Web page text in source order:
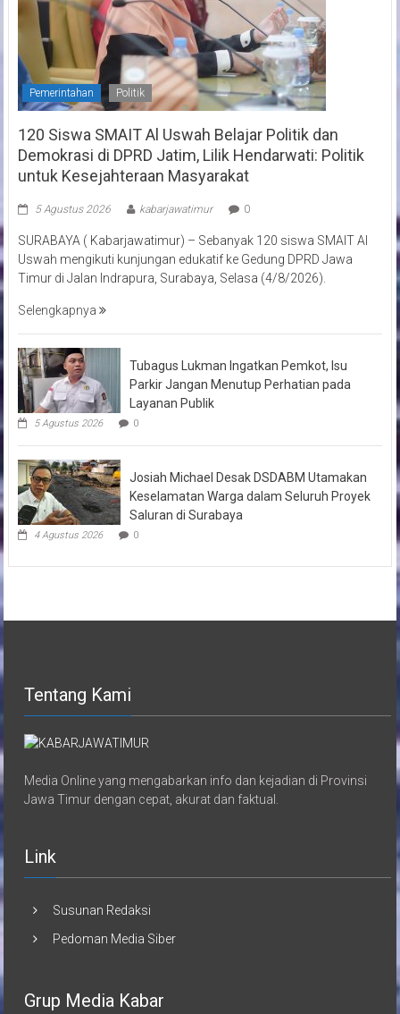
Pemerintahan Politik
120 Siswa SMAIT Al Uswah Belajar Politik dan
Demokrasi di DPRD Jatim, Lilik Hendarwati: Politik
untuk Kesejahteraan Masyarakat
5 Agustus 2026 kabarjawatimur 0
SURABAYA ( Kabarjawatimur) – Sebanyak 120 siswa SMAIT Al
Uswah mengikuti kunjungan edukatif ke Gedung DPRD Jawa
Timur di Jalan Indrapura, Surabaya, Selasa (4/8/2026).
Selengkapnya
Tubagus Lukman Ingatkan Pemkot, Isu
Parkir Jangan Menutup Perhatian pada
Layanan Publik
5 Agustus 2026 0
Josiah Michael Desak DSDABM Utamakan
Keselamatan Warga dalam Seluruh Proyek
Saluran di Surabaya
4 Agustus 2026 0
Tentang Kami
Media Online yang mengabarkan info dan kejadian di Provinsi
Jawa Timur dengan cepat, akurat dan faktual.
Link
Susunan Redaksi
Pedoman Media Siber
Grup Media Kabar